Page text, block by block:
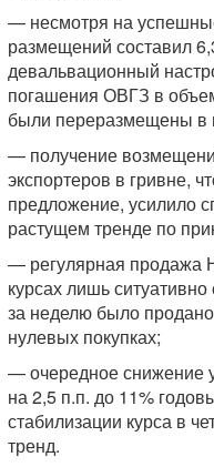
— несмотря на
размещений составил
девальвационный
погашения ОВГЗ в
были переразмещены в
— получение
экспортеров в гривне,
предложение, усилило
растущем тренде по
— регулярная продажа
курсах лишь
за неделю было
нулевых покупках;
— очередное снижение
на 2,5 п.п. до 11%
стабилизации курса в
тренд.